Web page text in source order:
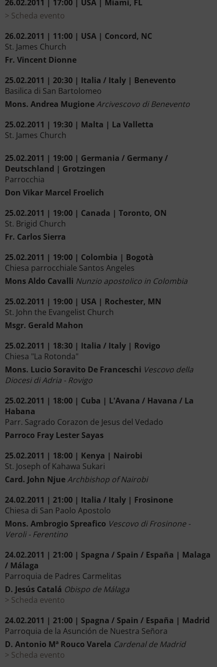
26.02.2011 | 17:00 | USA | Miami, FL
Scheda evento
26.02.2011 | 11:00 | USA | Concord, NC
St. James Church
Fr. Vincent Dionne
25.02.2011 | 20:30 | Italia / Italy | Benevento
Basilica di San Bartolomeo
Mons. Andrea MugioneArcivescovo di Benevento
25.02.2011 | 19:30 | Malta | La Valletta
St. James Church
25.02.2011 | 19:00 | Germania / Germany /
Deutschland | Grotzingen
Parrocchia
Don Vikar Marcel Froelich
25.02.2011 | 19:00 | Canada | Toronto, ON
St. Brigid Church
Fr. Carlos Sierra
25.02.2011 | 19:00 | Colombia | Bogotà
Chiesa parrocchiale Santos Angeles
Mons Aldo Cavalli Nunzio apostolico in Colombia
25.02.2011 | 19:00 | USA | Rochester, MN
St. John the Evangelist Church
Msgr. Gerald Mahon
25.02.2011 | 18:30 | Italia / Italy | Rovigo
Chiesa "La Rotonda"
Mons. Lucio Soravito De Franceschi Vescovo della
Diocesi di Adria - Rovigo
25.02.2011 | 18:00 | Cuba | L'Avana / Havana / La
Habana
Parr. Sagrado Corazon de Jesus del Vedado
Parroco Fray Lester Sayas
25.02.2011 | 18:00 | Kenya | Nairobi
St. Joseph of Kahawa Sukari
Card. John NjueArchbishop of Nairobi
24.02.2011 | 21:00 | Italia / Italy | Frosinone
Chiesa di San Paolo Apostolo
Mons. Ambrogio Spreafico Vescovo di Frosinone -
Veroli - Ferentino
24.02.2011 | 21:00 | Spagna / Spain / España | Malaga
/ Málaga
Parroquia de Padres Carmelitas
D. Jesús Catalá Obispo de Málaga
Scheda evento
24.02.2011 | 21:00 | Spagna / Spain / España | Madrid
Parroquia de la Asunción de Nuestra Señora
D. Antonio Mª Rouco Varela Cardenal de Madrid
Scheda evento